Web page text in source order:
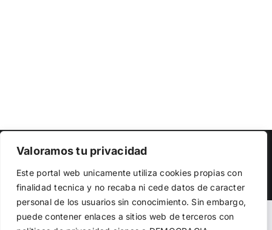
Valoramos tu privacidad
Este portal web unicamente utiliza cookies propias con
finalidad tecnica y no recaba ni cede datos de caracter
personal de los usuarios sin conocimiento. Sin embargo,
puede contener enlaces a sitios web de terceros con
Copyright 2023 | Democracia Nacional
Facebook
TwitterInstagram
Warning : Undefined variable $visibility_homepage in
el funcionamiento de la web, medir su uso y mejorar
nuestros servicios. Puede aceptar todas las cookies,
rechazar las no necesarias o configurar sus preferencias.
Política de cookies